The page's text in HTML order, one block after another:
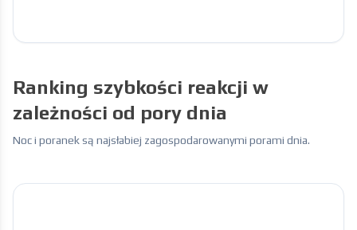
Ranking szybkości reakcji w
zależności od pory dnia
Noc i poranek są najsłabiej zagospodarowanymi porami dnia.